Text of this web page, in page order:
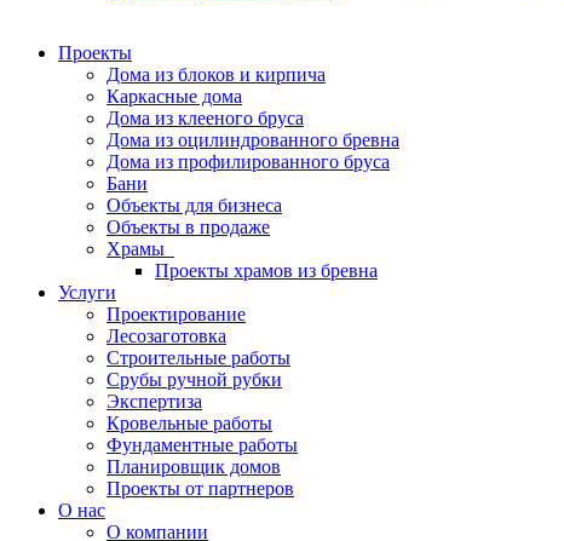
Проекты
Дома из блоков и кирпича
Каркасные дома
Дома из клееного бруса
Дома из оцилиндрованного бревна
Дома из профилированного бруса
Бани
Объекты для бизнеса
Объекты в продаже
Храмы
Проекты храмов из бревна
Услуги
Проектирование
Лесозаготовка
Строительные работы
Срубы ручной рубки
Экспертиза
Кровельные работы
Фундаментные работы
Планировщик домов
Проекты от партнеров
О нас
О компании